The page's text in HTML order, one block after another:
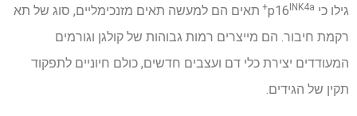
גילו כי p16 INK4a+
תאים הם למעשה תאים מזנכימליים, סוג של תא
רקמת חיבור. הם מייצרים רמות גבוהות של קולגן וגורמים
המעודדים יצירת כלי דם ועצבים חדשים, כולם חיוניים לתפקוד
תקין של הגידים.